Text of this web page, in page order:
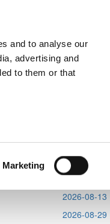
and to analyse our
advertising and
to them or that
Marketing
2026-08-06
2026-08-11
2026-08-12
2026-08-13
2026-08-29